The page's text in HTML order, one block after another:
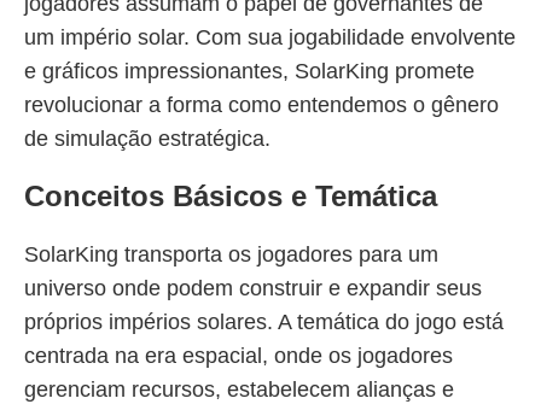
um império solar. Com sua jogabilidade envolvente
e gráficos impressionantes, SolarKing promete
revolucionar a forma como entendemos o gênero
de simulação estratégica.
Conceitos Básicos e Temática
SolarKing transporta os jogadores para um
universo onde podem construir e expandir seus
próprios impérios solares. A temática do jogo está
centrada na era espacial, onde os jogadores
gerenciam recursos, estabelecem alianças e